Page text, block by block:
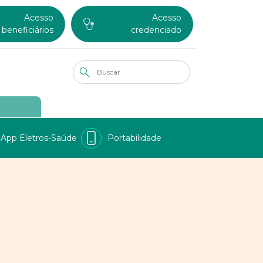
Acesso
beneficiários
Acesso
credenciado
App Eletros-Saúde Portabilidade